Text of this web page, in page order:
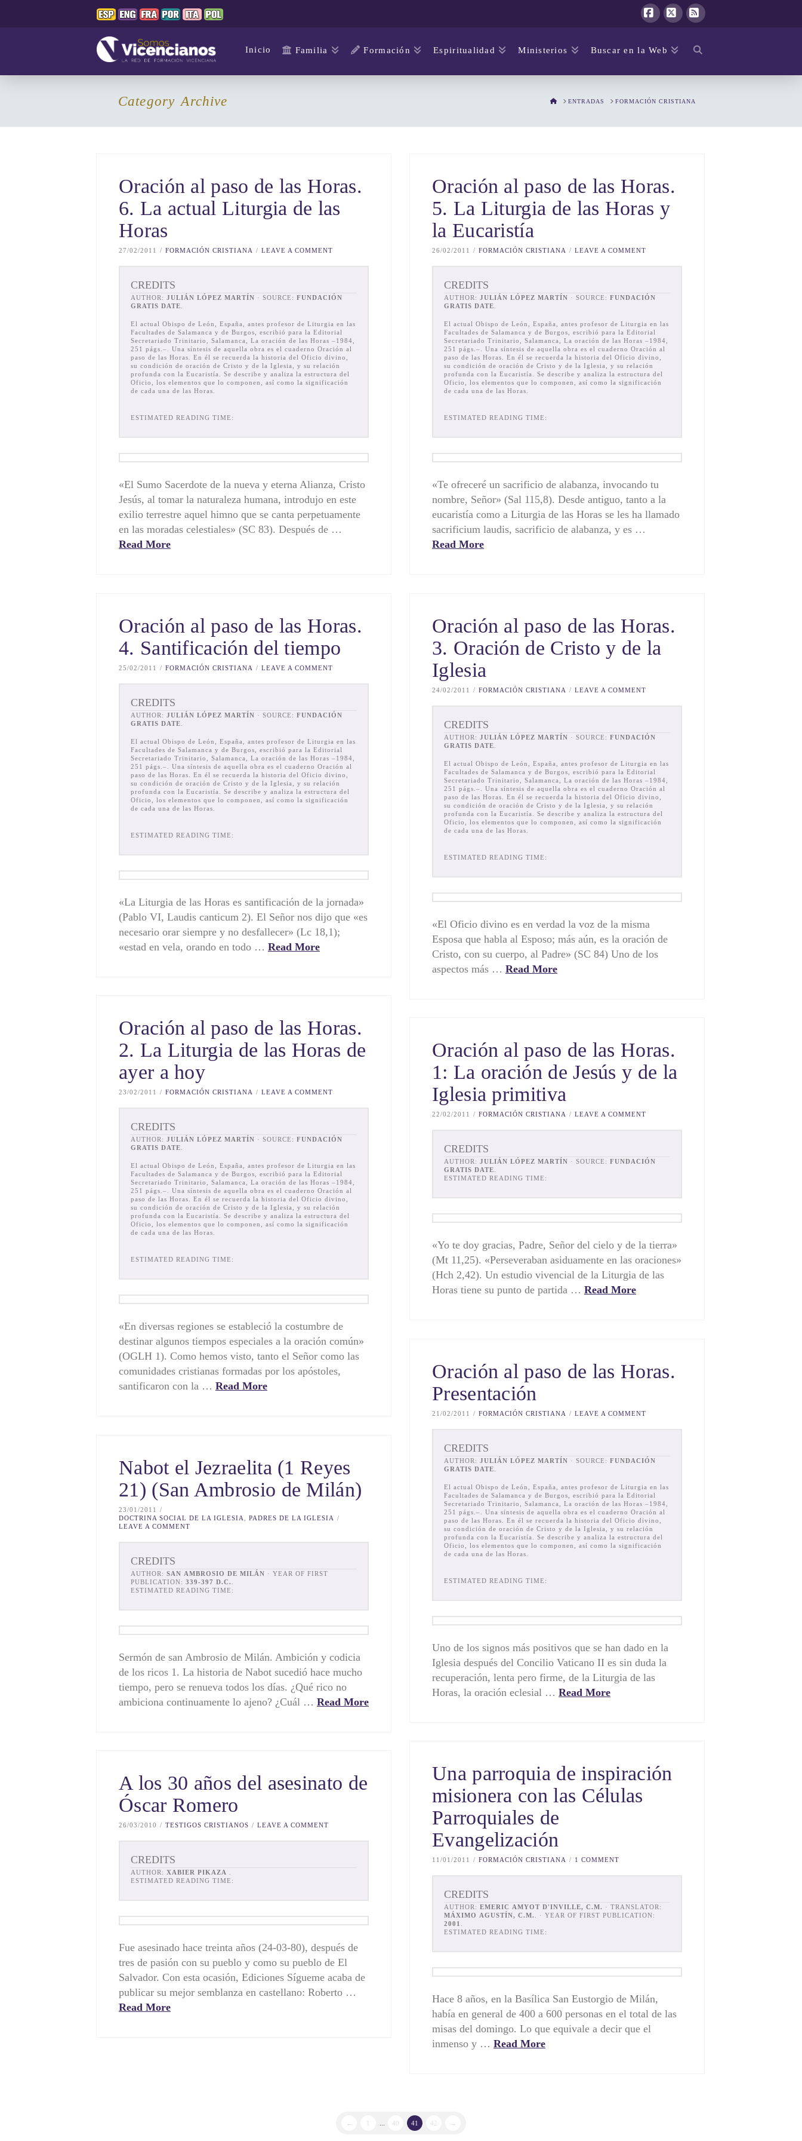
Inicio Familia Formación Espiritualidad Ministerios Buscar en la Web
Category Archive HOMEENTRADAS FORMACIÓN CRISTIANA
Oración al paso de las Horas.
6. La actual Liturgia de las
Horas
27/02/2011 FORMACIÓN CRISTIANA LEAVE A COMMENT
CREDITS
AUTHOR: JULIÁN LÓPEZ MARTÍN · SOURCE: FUNDACIÓN
GRATIS DATE
El actual Obispo de León, España, antes profesor de Liturgia en las
Facultades de Salamanca y de Burgos, escribió para la Editorial
Secretariado Trinitario, Salamanca, La oración de las Horas –1984,
251 págs.–. Una síntesis de aquella obra es el cuaderno Oración al
paso de las Horas. En él se recuerda la historia del Oficio divino,
su condición de oración de Cristo y de la Iglesia, y su relación
profunda con la Eucaristía. Se describe y analiza la estructura del
Oficio, los elementos que lo componen, así como la significación
de cada una de las Horas.
ESTIMATED READING TIME:
«El Sumo Sacerdote de la nueva y eterna Alianza, Cristo
Jesús, al tomar la naturaleza humana, introdujo en este
exilio terrestre aquel himno que se canta perpetuamente
en las moradas celestiales» (SC 83). Después de …
Read More
Oración al paso de las Horas.
5. La Liturgia de las Horas y
la Eucaristía
26/02/2011 FORMACIÓN CRISTIANA LEAVE A COMMENT
CREDITS
AUTHOR: JULIÁN LÓPEZ MARTÍN · SOURCE: FUNDACIÓN
GRATIS DATE
El actual Obispo de León, España, antes profesor de Liturgia en las
Facultades de Salamanca y de Burgos, escribió para la Editorial
Secretariado Trinitario, Salamanca, La oración de las Horas –1984,
251 págs.–. Una síntesis de aquella obra es el cuaderno Oración al
paso de las Horas. En él se recuerda la historia del Oficio divino,
su condición de oración de Cristo y de la Iglesia, y su relación
profunda con la Eucaristía. Se describe y analiza la estructura del
Oficio, los elementos que lo componen, así como la significación
de cada una de las Horas.
ESTIMATED READING TIME:
«Te ofreceré un sacrificio de alabanza, invocando tu
nombre, Señor» (Sal 115,8). Desde antiguo, tanto a la
eucaristía como a Liturgia de las Horas se les ha llamado
sacrificium laudis, sacrificio de alabanza, y es …
Read More
Oración al paso de las Horas.
4. Santificación del tiempo
25/02/2011 FORMACIÓN CRISTIANA LEAVE A COMMENT
CREDITS
AUTHOR: JULIÁN LÓPEZ MARTÍN · SOURCE: FUNDACIÓN
GRATIS DATE
El actual Obispo de León, España, antes profesor de Liturgia en las
Facultades de Salamanca y de Burgos, escribió para la Editorial
Secretariado Trinitario, Salamanca, La oración de las Horas –1984,
251 págs.–. Una síntesis de aquella obra es el cuaderno Oración al
paso de las Horas. En él se recuerda la historia del Oficio divino,
su condición de oración de Cristo y de la Iglesia, y su relación
profunda con la Eucaristía. Se describe y analiza la estructura del
Oficio, los elementos que lo componen, así como la significación
de cada una de las Horas.
ESTIMATED READING TIME:
«La Liturgia de las Horas es santificación de la jornada»
(Pablo VI, Laudis canticum 2). El Señor nos dijo que «es
necesario orar siempre y no desfallecer» (Lc 18,1);
«estad en vela, orando en todo … Read More
Oración al paso de las Horas.
3. Oración de Cristo y de la
Iglesia
24/02/2011 FORMACIÓN CRISTIANA LEAVE A COMMENT
CREDITS
AUTHOR: JULIÁN LÓPEZ MARTÍN · SOURCE: FUNDACIÓN
GRATIS DATE
El actual Obispo de León, España, antes profesor de Liturgia en las
Facultades de Salamanca y de Burgos, escribió para la Editorial
Secretariado Trinitario, Salamanca, La oración de las Horas –1984,
251 págs.–. Una síntesis de aquella obra es el cuaderno Oración al
paso de las Horas. En él se recuerda la historia del Oficio divino,
su condición de oración de Cristo y de la Iglesia, y su relación
profunda con la Eucaristía. Se describe y analiza la estructura del
Oficio, los elementos que lo componen, así como la significación
de cada una de las Horas.
ESTIMATED READING TIME:
«El Oficio divino es en verdad la voz de la misma
Esposa que habla al Esposo; más aún, es la oración de
Cristo, con su cuerpo, al Padre» (SC 84) Uno de los
aspectos más … Read More
Oración al paso de las Horas.
2. La Liturgia de las Horas de
ayer a hoy
23/02/2011 FORMACIÓN CRISTIANA LEAVE A COMMENT
CREDITS
AUTHOR: JULIÁN LÓPEZ MARTÍN · SOURCE: FUNDACIÓN
GRATIS DATE
El actual Obispo de León, España, antes profesor de Liturgia en las
Facultades de Salamanca y de Burgos, escribió para la Editorial
Secretariado Trinitario, Salamanca, La oración de las Horas –1984,
251 págs.–. Una síntesis de aquella obra es el cuaderno Oración al
paso de las Horas. En él se recuerda la historia del Oficio divino,
su condición de oración de Cristo y de la Iglesia, y su relación
profunda con la Eucaristía. Se describe y analiza la estructura del
Oficio, los elementos que lo componen, así como la significación
de cada una de las Horas.
ESTIMATED READING TIME:
«En diversas regiones se estableció la costumbre de
destinar algunos tiempos especiales a la oración común»
(OGLH 1). Como hemos visto, tanto el Señor como las
comunidades cristianas formadas por los apóstoles,
santificaron con la … Read More
Oración al paso de las Horas.
1: La oración de Jesús y de la
Iglesia primitiva
22/02/2011 FORMACIÓN CRISTIANA LEAVE A COMMENT
CREDITS
AUTHOR: JULIÁN LÓPEZ MARTÍN · SOURCE: FUNDACIÓN
GRATIS DATE
ESTIMATED READING TIME:
«Yo te doy gracias, Padre, Señor del cielo y de la tierra»
(Mt 11,25). «Perseveraban asiduamente en las oraciones»
(Hch 2,42). Un estudio vivencial de la Liturgia de las
Horas tiene su punto de partida … Read More
Oración al paso de las Horas.
Presentación
21/02/2011 FORMACIÓN CRISTIANA LEAVE A COMMENT
CREDITS
AUTHOR: JULIÁN LÓPEZ MARTÍN · SOURCE: FUNDACIÓN
GRATIS DATE
El actual Obispo de León, España, antes profesor de Liturgia en las
Facultades de Salamanca y de Burgos, escribió para la Editorial
Secretariado Trinitario, Salamanca, La oración de las Horas –1984,
251 págs.–. Una síntesis de aquella obra es el cuaderno Oración al
paso de las Horas. En él se recuerda la historia del Oficio divino,
su condición de oración de Cristo y de la Iglesia, y su relación
profunda con la Eucaristía. Se describe y analiza la estructura del
Oficio, los elementos que lo componen, así como la significación
de cada una de las Horas.
ESTIMATED READING TIME:
Uno de los signos más positivos que se han dado en la
Iglesia después del Concilio Vaticano II es sin duda la
recuperación, lenta pero firme, de la Liturgia de las
Horas, la oración eclesial … Read More
Nabot el Jezraelita (1 Reyes
21) (San Ambrosio de Milán)
23/01/2011
DOCTRINA SOCIAL DE LA IGLESIA
PADRES DE LA IGLESIA
LEAVE A COMMENT
CREDITS
AUTHOR: SAN AMBROSIO DE MILÁN
PUBLICATION: 339-397 D.C.
ESTIMATED READING TIME:
Sermón de san Ambrosio de Milán. Ambición y codicia
de los ricos 1. La historia de Nabot sucedió hace mucho
tiempo, pero se renueva todos los días. ¿Qué rico no
ambiciona continuamente lo ajeno? ¿Cuál … Read More
Una parroquia de inspiración
misionera con las Células
Parroquiales de
Evangelización
11/01/2011 FORMACIÓN CRISTIANA 1 COMMENT
CREDITS
AUTHOR: EMERIC AMYOT D'INVILLE, C.M. · TRANSLATOR:
MÁXIMO AGUSTÍN, C.M.
. · YEAR OF FIRST PUBLICATION:
2001
ESTIMATED READING TIME:
Hace 8 años, en la Basílica San Eustorgio de Milán,
había en general de 400 a 600 personas en el total de las
misas del domingo. Lo que equivale a decir que el
inmenso y … Read More
A los 30 años del asesinato de
Óscar Romero
26/03/2010 TESTIGOS CRISTIANOS LEAVE A COMMENT
CREDITS
AUTHOR: XABIER PIKAZA
ESTIMATED READING TIME:
Fue asesinado hace treinta años (24-03-80), después de
tres de pasión con su pueblo y como su pueblo de El
Salvador. Con esta ocasión, Ediciones Sígueme acaba de
publicar su mejor semblanza en castellano: Roberto …
Read More
← 1 40 41 42 →